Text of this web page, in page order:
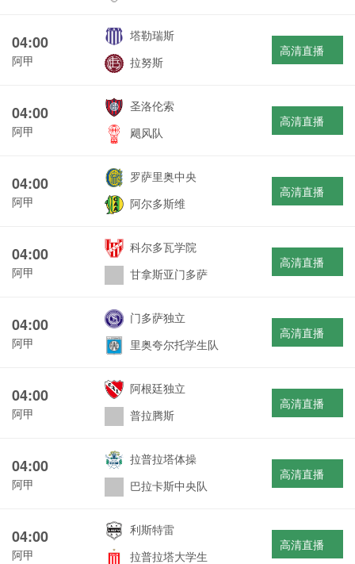
04:00
阿甲
塔勒瑞斯
拉努斯
高清直播
04:00
阿甲
圣洛伦索
飓风队
高清直播
04:00
阿甲
罗萨里奥中央
阿尔多斯维
高清直播
04:00
阿甲
科尔多瓦学院
甘拿斯亚门多萨
高清直播
04:00
阿甲
门多萨独立
里奥夸尔托学生队
高清直播
04:00
阿甲
阿根廷独立
普拉腾斯
高清直播
04:00
阿甲
拉普拉塔体操
巴拉卡斯中央队
高清直播
04:00
阿甲
利斯特雷
拉普拉塔大学生
高清直播